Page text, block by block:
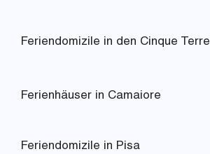
Feriendomizile in den Cinque Terre
Ferienhäuser in Camaiore
Feriendomizile in Pisa